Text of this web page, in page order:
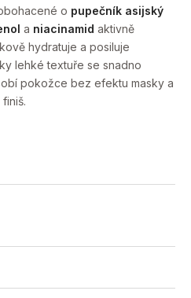
o pupečník asijský
a niacinamid aktivně
hydratuje a posiluje
lehké textuře se snadno
pokožce bez efektu masky a